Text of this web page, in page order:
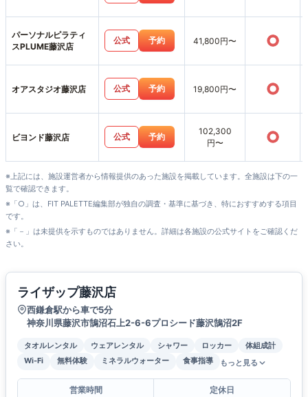
パーソナルピラティ
スPLUME藤沢店
公式 予約 41,800円〜 ○
オアスタジオ藤沢店 公式 予約 19,800円〜 ○
ビヨンド藤沢店 公式 予約
102,300
円〜
○
※上記には、施設運営者から情報提供のあった施設を掲載しています。全施設は下の一
覧で確認できます。
※「○」は、FIT PALETTE編集部が独自の調査・基準に基づき、特におすすめする項目
です。
※「－」は未提供を示すものではありません。詳細は各施設の公式サイトをご確認くだ
さい。
ライザップ藤沢店
西鎌倉駅から車で5分
神奈川県藤沢市鵠沼石上2-6-6プロシード藤沢鵠沼2F
タオルレンタル ウェアレンタル シャワー ロッカー
体組成計
Wi-Fi
無料体験 ミネラルウォーター 食事指導 もっと見る
営業時間
定休日